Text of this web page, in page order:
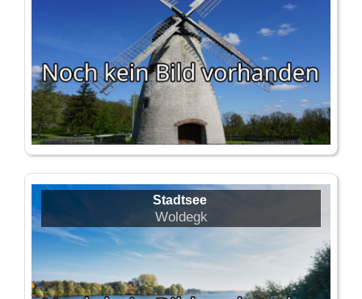
Stadtsee
Woldegk